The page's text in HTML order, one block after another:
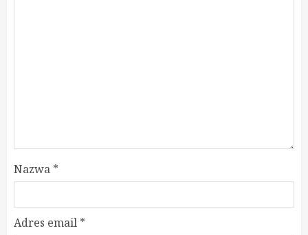
Nazwa *
Adres email *